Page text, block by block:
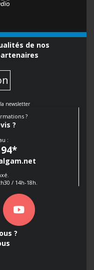
de nos
newsletter
?
?
:
*
/ 14h-18h.
?